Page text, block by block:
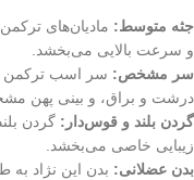
جثه متوسط: مادیان‌های
و سرعت بالایی می‌بخشد.
سر مشخص: سر اسب ترکمن
درشت و براق، و بینی پهن
گردن بلند و قوس‌دار: گردن
زیبایی خاصی می‌بخشد.
بدن عضلانی: بدن این نژاد